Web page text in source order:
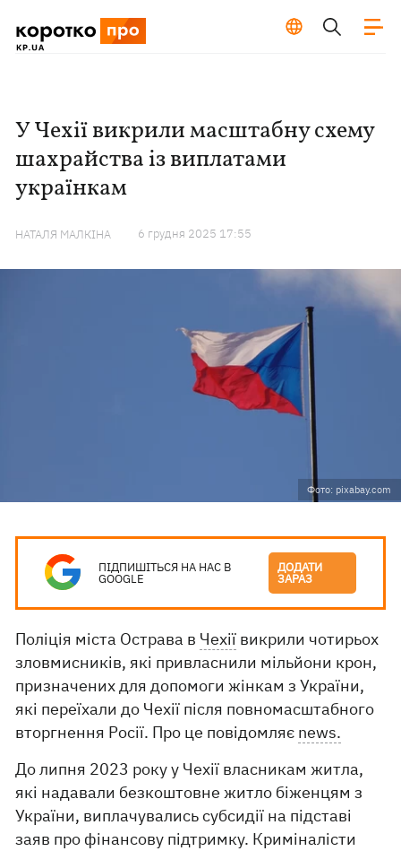
У Чехії викрили масштабну схему
шахрайства із виплатами
українкам
НАТАЛЯ МАЛКІНА 6 грудня 2025 17:55
Фото: pixabay.com
ПІДПИШІТЬСЯ НА НАС В
GOOGLE
ДОДАТИ
ЗАРАЗ
Поліція міста Острава в Чехії викрили чотирьох
зловмисників, які привласнили мільйони крон,
призначених для допомоги жінкам з України,
які переїхали до Чехії після повномасштабного
вторгнення Росії. Про це повідомляє news.
До липня 2023 року у Чехії власникам житла,
які надавали безкоштовне житло біженцям з
України, виплачувались субсидії на підставі
заяв про фінансову підтримку. Криміналісти